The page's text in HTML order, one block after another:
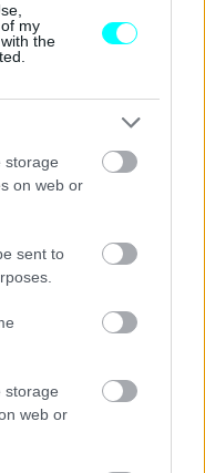
my
the
storage
on web or
sent to
storage
web or